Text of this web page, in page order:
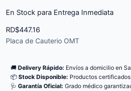
En Stock para Entrega Inmediata
RD$447.16
Placa de Cauterio OMT
🚚 Delivery Rápido: Envíos a domicilio en
📦 Stock Disponible: Productos
🩺 Garantía Oficial: Grado médico